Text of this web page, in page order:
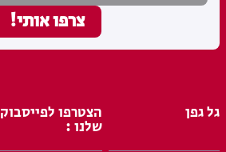
גל גפן הצטרפו לפייסבוק
שלנו :